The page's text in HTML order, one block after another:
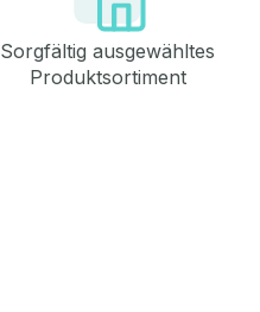
Sorgfältig ausgewähltes
Produktsortiment